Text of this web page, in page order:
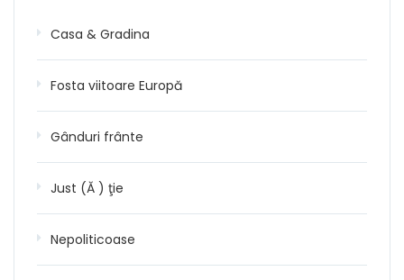
Casa & Gradina
Fosta viitoare Europă
Gânduri frânte
Just (Ă ) ţie
Nepoliticoase